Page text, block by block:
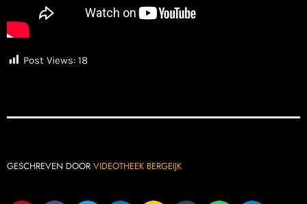
Post Views: 18
GESCHREVEN DOOR VIDEOTHEEK BERGEIJK